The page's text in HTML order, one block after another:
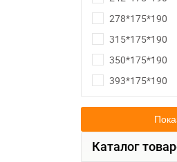
278*175*190
315*175*190
350*175*190
393*175*190
Каталог